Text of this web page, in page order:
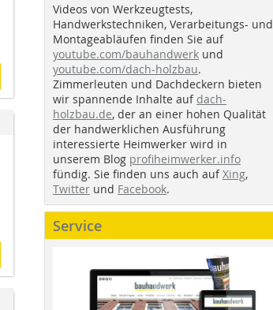
Videos von Werkzeugtests,
Handwerkstechniken, Verarbeitungs- und
Montageabläufen finden Sie auf
youtube.com/bauhandwerk und
youtube.com/dach-holzbau.
Zimmerleuten und Dachdeckern bieten
wir spannende Inhalte auf dach-
holzbau.de, der an einer hohen Qualität
der handwerklichen Ausführung
interessierte Heimwerker wird in
unserem Blog profiheimwerker.info
fündig. Sie finden uns auch aufXing,
Twitter und Facebook.
Service